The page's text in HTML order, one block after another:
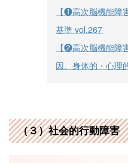
【❶高次脳機能障
基準 vol.267
【❷高次脳機能障
因、身体的・心理
（３）社会的行動障害